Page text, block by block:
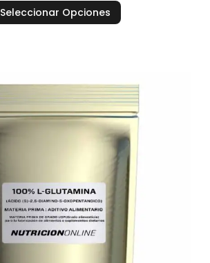
4.00
de 5
Seleccionar Opciones